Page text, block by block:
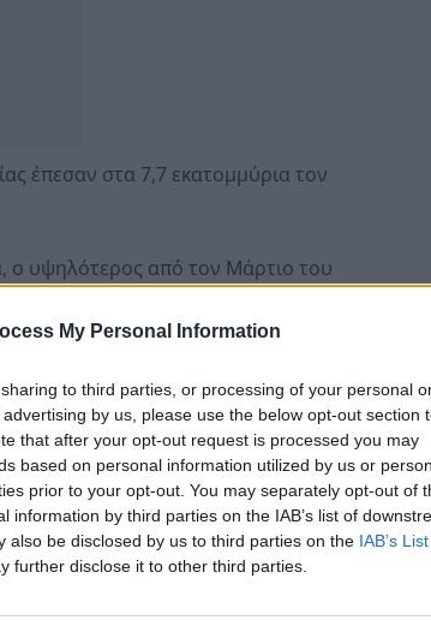
My Personal Information
to third parties, or processing of your personal
by us, please use the below opt-out section
that after your opt-out request is processed you may
based on personal information utilized by us or
prior to your opt-out. You may separately opt-out of
information by third parties on the IAB’s list of
also be disclosed by us to third parties on the IAB’s
further disclose it to other third parties.
έπεσαν στα 7,7 εκατομμύρια τον
ο υψηλότερος από τον Μάρτιο του